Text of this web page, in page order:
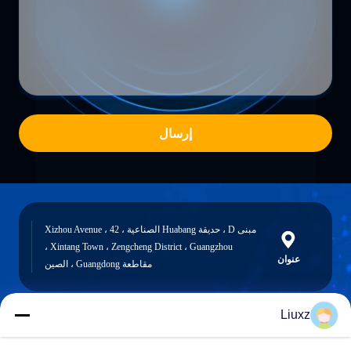
إرسال
عنوان
مبنى D ، حديقة Huabang الصناعية ، 42 Xizhou Avenue ،
Xintang Town ، Zengcheng District ، Guangzhou ،
مقاطعة Guangdong ، الصين
Liuxz